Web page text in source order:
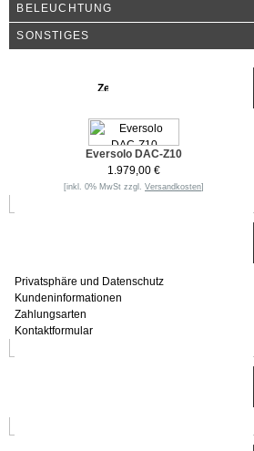
BELEUCHTUNG
SONSTIGES
Eversolo DAC-Z10
1.979,00 €
[inkl. 0% MwSt zzgl. Versandkosten]
Privatsphäre und Datenschutz
Kundeninformationen
Zahlungsarten
Kontaktformular